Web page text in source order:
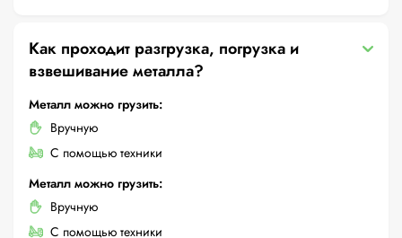
Как проходит разгрузка, погрузка и
взвешивание металла?
Металл можно грузить:
Вручную
С помощью техники
Металл можно грузить:
Вручную
С помощью техники